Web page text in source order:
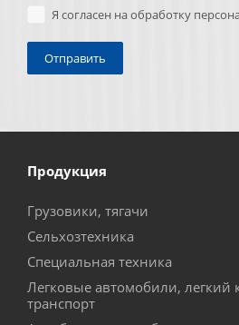
Я согласен на обработку
Продукция
Грузовики, тягачи
Сельхозтехника
Специальная техника
Легковые автомобили, легкий
транспорт